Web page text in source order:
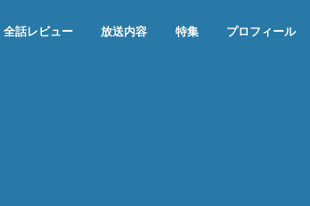
全話レビュー 放送内容 特集 プロフィール